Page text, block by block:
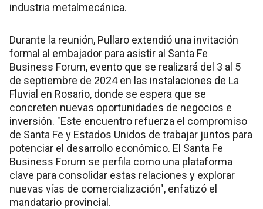
industria metalmecánica.
Durante la reunión, Pullaro extendió una invitación
formal al embajador para asistir al Santa Fe
Business Forum, evento que se realizará del 3 al 5
de septiembre de 2024 en las instalaciones de La
Fluvial en Rosario, donde se espera que se
concreten nuevas oportunidades de negocios e
inversión. "Este encuentro refuerza el compromiso
de Santa Fe y Estados Unidos de trabajar juntos para
potenciar el desarrollo económico. El Santa Fe
Business Forum se perfila como una plataforma
clave para consolidar estas relaciones y explorar
nuevas vías de comercialización", enfatizó el
mandatario provincial.